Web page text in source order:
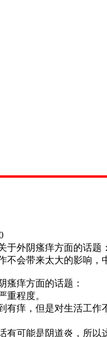
于外阴瘙痒方面的
会带来太大的影响
痒方面的话题：
程度。
，但是对生活工作
能是阴道炎，所以